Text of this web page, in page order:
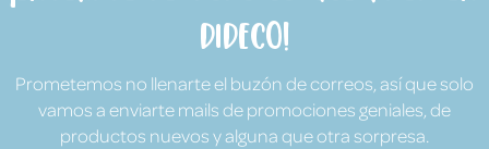
Dideco!
Prometemos no llenarte el buzón de correos, así que solo
vamos a enviarte mails de promociones geniales, de
productos nuevos y alguna que otra sorpresa.